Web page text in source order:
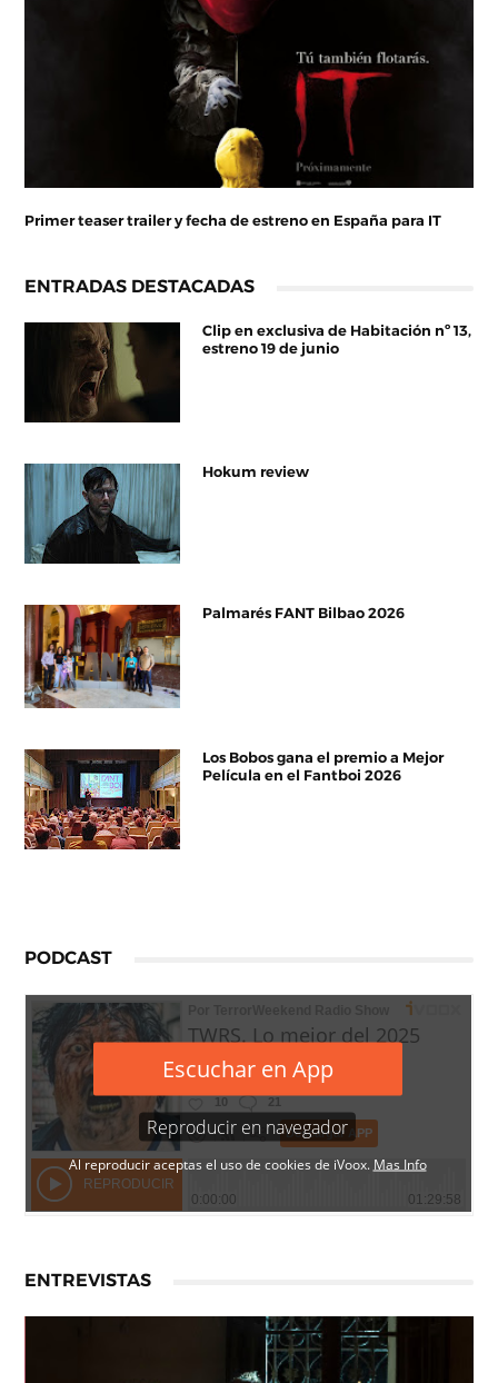
Primer teaser trailer y fecha de estreno en España para IT
ENTRADAS DESTACADAS
Clip en exclusiva de Habitación nº 13,
estreno 19 de junio
Hokum review
Palmarés FANT Bilbao 2026
Los Bobos gana el premio a Mejor
Película en el Fantboi 2026
PODCAST
ENTREVISTAS